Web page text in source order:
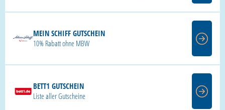
MEIN SCHIFF GUTSCHEIN
10% Rabatt ohne MBW
BETT1 GUTSCHEIN
Liste aller Gutscheine